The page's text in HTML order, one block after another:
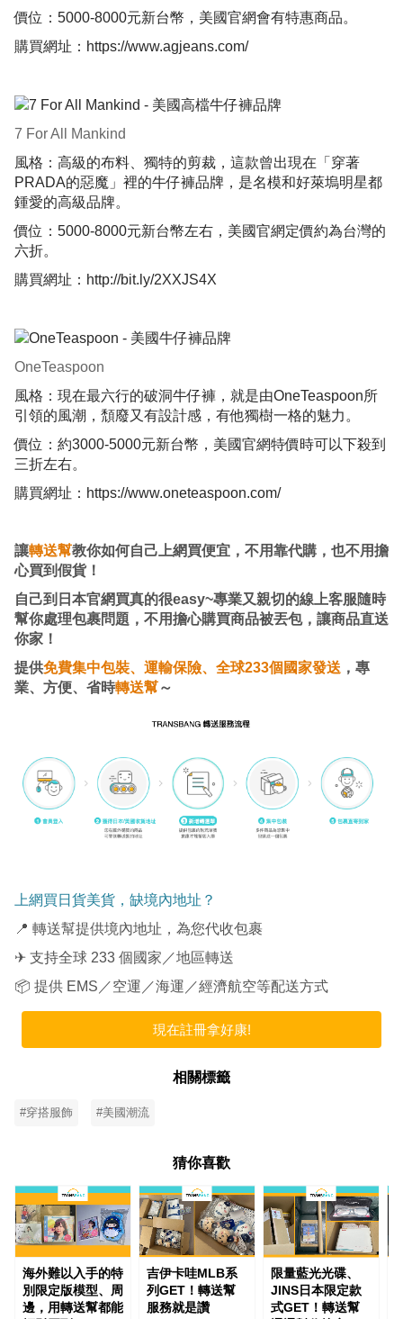
價位：5000-8000元新台幣，美國官網會有特惠商品。
購買網址： https://www.agjeans.com/
7 For All Mankind
風格：高級的布料、獨特的剪裁，這款曾出現在「穿著
PRADA的惡魔」裡的牛仔褲品牌，是名模和好萊塢明星都
鍾愛的高級品牌。
價位：5000-8000元新台幣左右，美國官網定價約為台灣的
六折。
購買網址： http://bit.ly/2XXJS4X
OneTeaspoon
風格：現在最六行的破洞牛仔褲，就是由OneTeaspoon所
引領的風潮，頹廢又有設計感，有他獨樹一格的魅力。
價位：約3000-5000元新台幣，美國官網特價時可以下殺到
三折左右。
購買網址： https://www.oneteaspoon.com/
讓轉送幫教你如何自己上網買便宜，不用靠代購，也不用擔
心買到假貨！
自己到日本官網買真的很easy~專業又親切的線上客服隨時
幫你處理包裹問題，不用擔心購買商品被丟包，讓商品直送
你家！
提供免費集中包裝、運輸保險、全球233個國家發送 ，專
業、方便、省時轉送幫～
上網買日貨美貨，缺境內地址？
📍 轉送幫提供境內地址，為您代收包裹
✈ 支持全球 233 個國家／地區轉送
📦 提供 EMS／空運／海運／經濟航空等配送方式
現在註冊拿好康!
相關標籤
#穿搭服飾 #美國潮流
猜你喜歡
海外難以入手的特
別限定版模型、周
邊，用轉送幫都能
吉伊卡哇MLB系
列GET！轉送幫
服務就是讚
限量藍光光碟、
JINS日本限定款
式GET！轉送幫